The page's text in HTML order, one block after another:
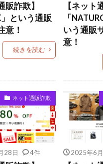
アイ
セール
ーインタネット協会
新作
送料無料
レット大特集
電
いつ届く
解約 違い 支払い
似てる BIN
デ
ウントストア
電話
ア
販詐欺】
」という通販
意！
続きを読む
【ネット
「
いう通販
意！
ネット通販詐欺
28日 4件 2025年6